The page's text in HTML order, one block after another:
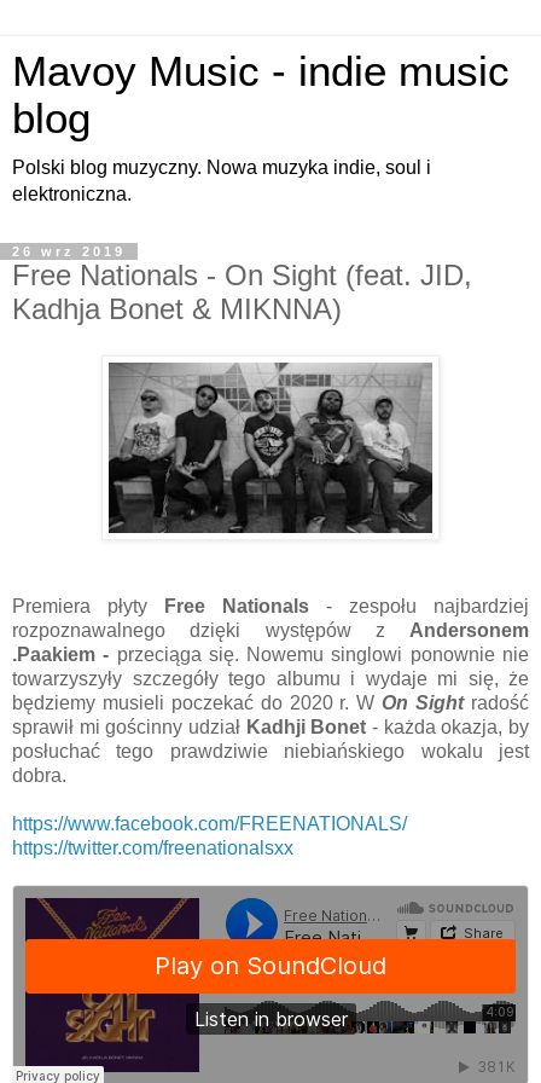
Mavoy Music - indie music
blog
Polski blog muzyczny. Nowa muzyka indie, soul i
elektroniczna.
26 wrz 2019
Free Nationals - On Sight (feat. JID,
Kadhja Bonet & MIKNNA)
Premiera płyty Free Nationals - zespołu najbardziej
rozpoznawalnego dzięki występów z Andersonem
.Paakiem - przeciąga się. Nowemu singlowi ponownie nie
towarzyszyły szczegóły tego albumu i wydaje mi się, że
będziemy musieli poczekać do 2020 r. W On Sightradość
sprawił mi gościnny udział Kadhji Bonet - każda okazja, by
posłuchać tego prawdziwie niebiańskiego wokalu jest
dobra.
https://www.facebook.com/FREENATIONALS/
https://twitter.com/freenationalsxx